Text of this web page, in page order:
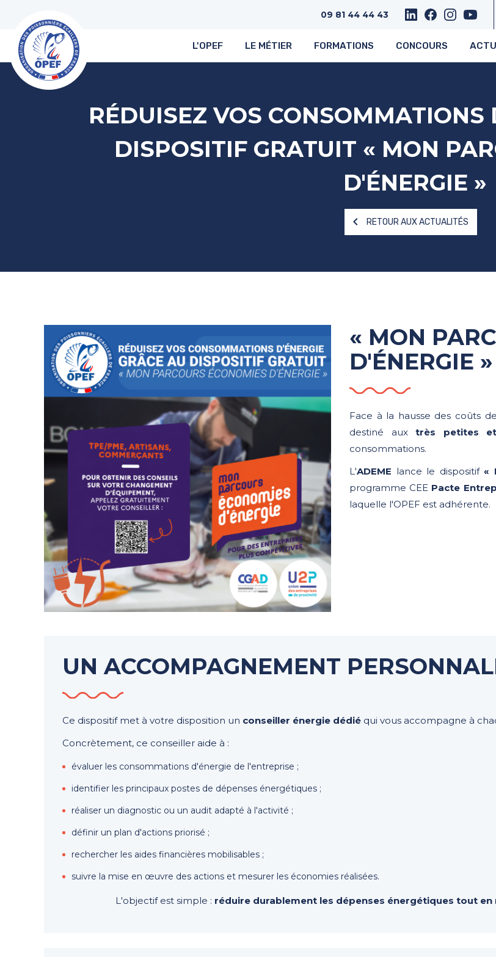
09 81 44 44 43
L'OPEF LE MÉTIER FORMATIONS CONCOURS
RÉDUISEZ VOS CONSOMMATIONS
DISPOSITIF GRATUIT « MON
D'ÉNERGIE »
navigate_before RETOUR AUX ACTUALITÉS
« MON
D'ÉNERGIE »
Face à la hausse des coûts
destiné auxtrès petites et
consommations.
L'ADEME lance le dispositif«
programme CEE Pacte
laquelle l'OPEF est adhérente.
UN ACCOMPAGNEMENT
Ce dispositif met à votre disposition un conseiller énergie dédié qui vous accompagne à
Concrètement, ce conseiller aide à :
évaluer les consommations d'énergie de l'entreprise ;
identifier les principaux postes de dépenses énergétiques ;
réaliser un diagnostic ou un audit adapté à l'activité ;
définir un plan d'actions priorisé ;
rechercher les aides financières mobilisables ;
suivre la mise en œuvre des actions et mesurer les économies réalisées.
L'objectif est simple : réduire durablement les dépenses énergétiques tout